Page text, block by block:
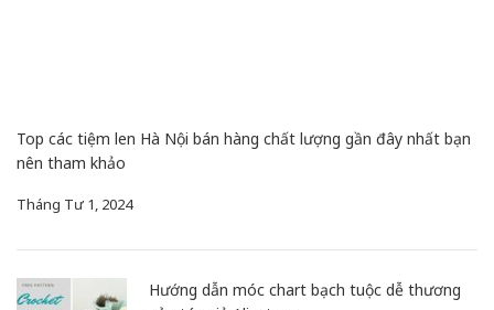
Top các tiệm len Hà Nội bán hàng chất lượng gần đây nhất bạn
nên tham khảo
Tháng Tư 1, 2024
Hướng dẫn móc chart bạch tuộc dễ thương